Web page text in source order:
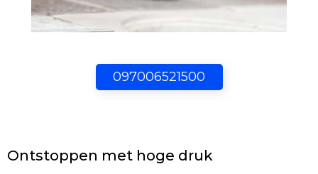
097006521500
Ontstoppen met hoge druk